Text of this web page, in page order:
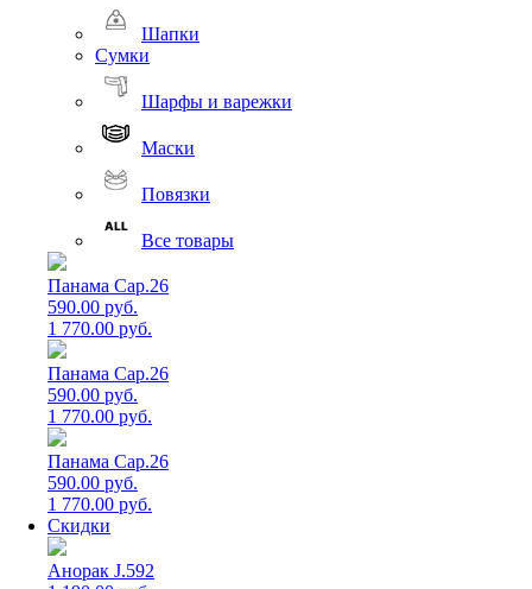
Шапки
Сумки
Шарфы и варежки
Маски
Повязки
Все товары
Панама Cap.26
590.00 руб.
1 770.00 руб.
Панама Cap.26
590.00 руб.
1 770.00 руб.
Панама Cap.26
590.00 руб.
1 770.00 руб.
Скидки
Анорак J.592